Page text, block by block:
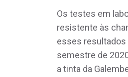
Os testes em
resistente às
esses resultados
semestre de
a tinta da